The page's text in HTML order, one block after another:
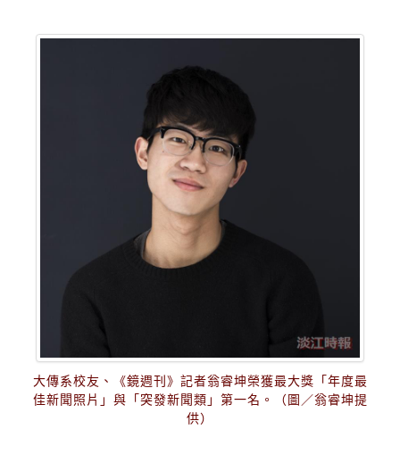
大傳系校友、《鏡週刊》記者翁睿坤榮獲最大獎「年度最
佳新聞照片」與「突發新聞類」第一名。（圖／翁睿坤提
供）